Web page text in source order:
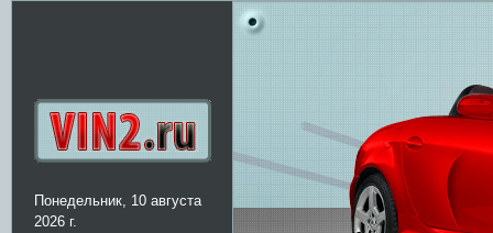
Понедельник, 10 августа
2026 г.